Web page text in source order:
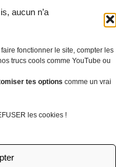
aucun n’a
fonctionner le site, compter les
trucs cools comme YouTube ou
tes options comme un vrai
les cookies !